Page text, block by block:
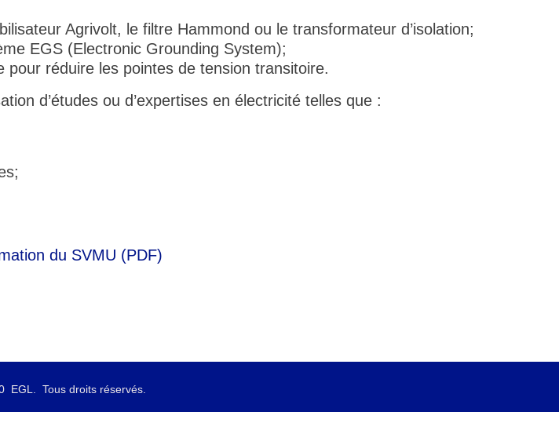
Agrivolt, le filtre Hammond ou le transformateur d’isolation;
EGS (Electronic Grounding System);
réduire les pointes de tension transitoire.
d’études ou d’expertises en électricité telles que :
du SVMU (PDF)
EGL . Tous droits réservés.